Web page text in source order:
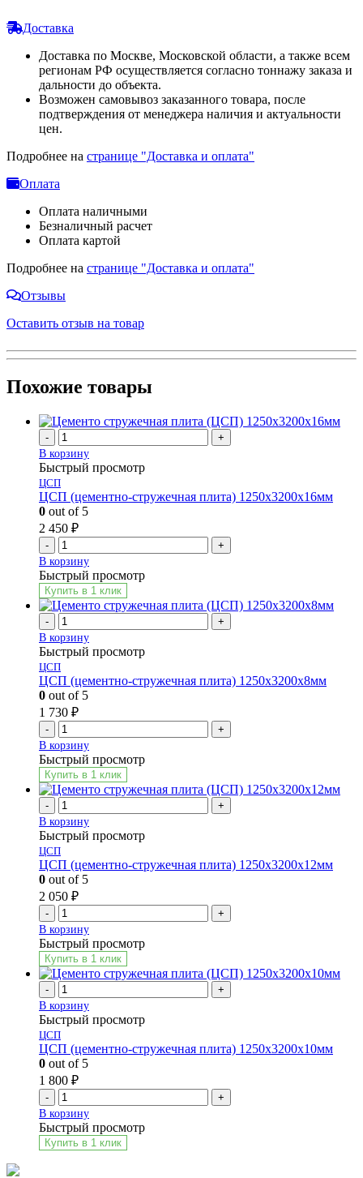
Доставка
Доставка по Москве, Московской области, а также всем
регионам РФ осуществляется согласно тоннажу заказа и
дальности до объекта.
Возможен самовывоз заказанного товара, после
подтверждения от менеджера наличия и актуальности
цен.
Подробнее на странице "Доставка и оплата"
Оплата
Оплата наличными
Безналичный расчет
Оплата картой
Подробнее на странице "Доставка и оплата"
Отзывы
Оставить отзыв на товар
Похожие товары
-
+
В корзину
Быстрый просмотр
ЦСП
ЦСП (цементно-стружечная плита) 1250х3200х16мм
0 out of 5
2 450 ₽
-
+
В корзину
Быстрый просмотр
Купить в 1 клик
-
+
В корзину
Быстрый просмотр
ЦСП
ЦСП (цементно-стружечная плита) 1250х3200х8мм
0 out of 5
1 730 ₽
-
+
В корзину
Быстрый просмотр
Купить в 1 клик
-
+
В корзину
Быстрый просмотр
ЦСП
ЦСП (цементно-стружечная плита) 1250х3200х12мм
0 out of 5
2 050 ₽
-
+
В корзину
Быстрый просмотр
Купить в 1 клик
-
+
В корзину
Быстрый просмотр
ЦСП
ЦСП (цементно-стружечная плита) 1250х3200х10мм
0 out of 5
1 800 ₽
-
+
В корзину
Быстрый просмотр
Купить в 1 клик